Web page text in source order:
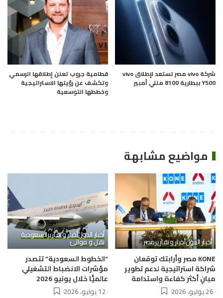
شركة vivo مصر تستعد لإطلاق vivo
Y500 ببطارية 8100 مللي أمبير
قطامية جروب تعلن إطلاقها الرسمي
وتكشف عن رؤيتها الاستراتيجية
وخططها التوسعية
مواضيع مشابهة
أخبار الدولأخبار وتقاريرمصر
KONE مصر وأرابتك توقعان
شراكة استراتيجية لدعم تطوير
مبانٍ أكثر كفاءة واستدامة
26 يوليو، 2026
أخبار الدولأخبار وتقاريرالسعودية
نقل و موانئ
“الخطوط السعودية” تتصدر
مؤشرات الانضباط التشغيلي
عالميًّا خلال يونيو 2026
12 يوليو، 2026